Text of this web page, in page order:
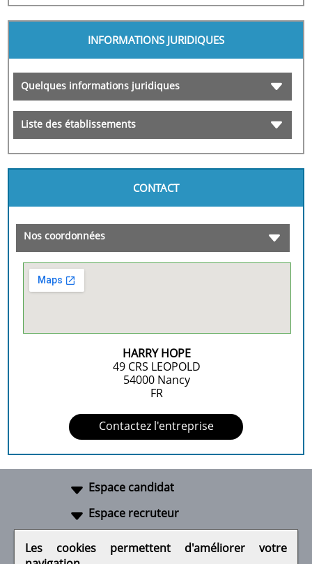
INFORMATIONS JURIDIQUES
Quelques informations juridiques
Liste des établissements
CONTACT
Nos coordonnées
HARRY HOPE
49 CRS LEOPOLD
54000 Nancy
FR
Contactez l'entreprise
Espace candidat
Espace recruteur
Les cookies permettent d'améliorer votre